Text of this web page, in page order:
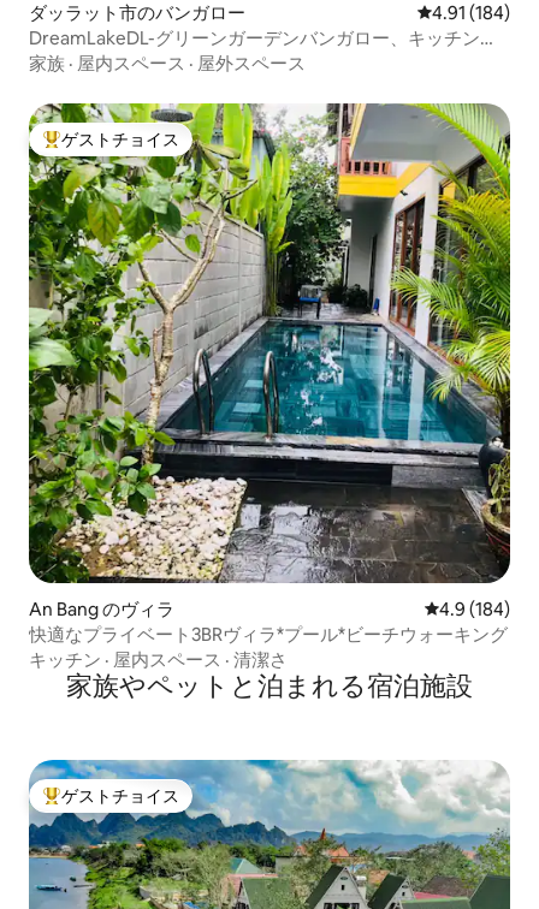
ダッラット市のバンガロー レビュー184
4.91 (184)
DreamLakeDL-グリーンガーデンバンガロー、キッチン、
ホットタブ付き
家族 · 屋内スペース · 屋外スペース
大好評のゲストチョイスです。
ゲストチョイス
An Bang のヴィラ レビュー184
4.9 (184)
快適なプライベート3BRヴィラ*プール*ビーチウォーキング
キッチン · 屋内スペース · 清潔さ
家族やペットと泊まれる宿泊施設
大好評のゲストチョイスです。
ゲストチョイス